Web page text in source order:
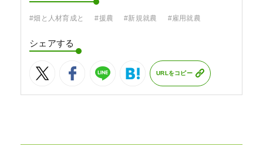
#畑と人材育成と #援農 #新規就農 #雇用就農
シェアする
URLをコピー